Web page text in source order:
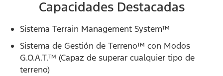
Capacidades Destacadas
Sistema Terrain Management System™
Sistema de Gestión de Terreno™ con Modos
G.O.A.T.™ (Capaz de superar cualquier tipo de
terreno)